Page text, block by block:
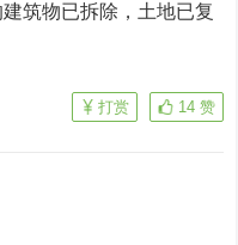
筑物已拆除，土地已复
14 赞
打赏